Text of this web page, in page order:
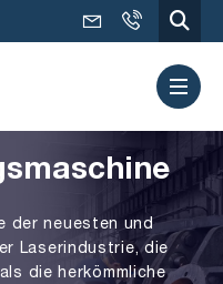
der neuesten und
Laserindustrie, die
die herkömmliche